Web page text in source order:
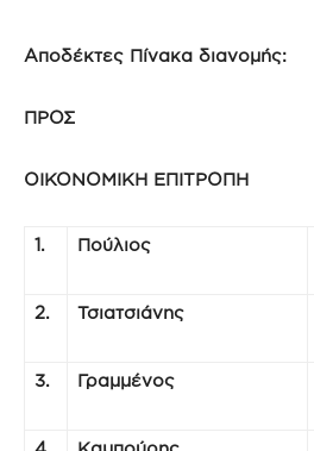
Αποδέκτες Πίνακα διανομής:
ΠΡΟΣ
ΟΙΚΟΝΟΜΙΚΗ ΕΠΙΤΡΟΠΗ
1. Πούλιος
2. Τσιατσιάνης
3. Γραμμένος